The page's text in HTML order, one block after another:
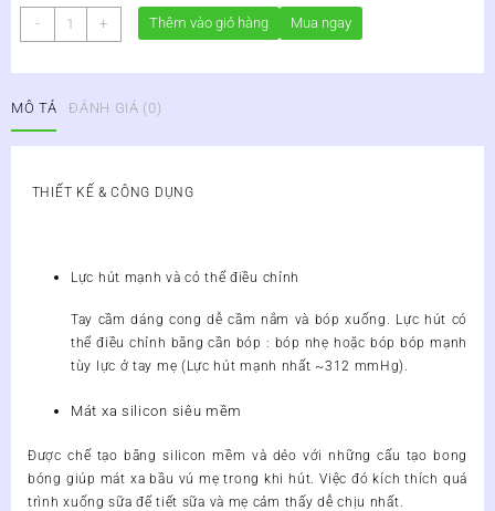
-
MÁY
HÚT
FATZ
BREATSFIT
số
+ Thêm vào giỏ hàng Mua ngay
MÔ TẢ ĐÁNH GIÁ (0)
THIẾT KẾ & CÔNG DỤNG
Lực hút mạnh và có thể điều chỉnh
Tay cầm dáng cong dễ cầm nắm và bóp xuống. Lực hút có
thể điều chỉnh bằng cần bóp : bóp nhẹ hoặc bóp bóp mạnh
tùy lực ở tay mẹ (Lực hút mạnh nhất ~312 mmHg).
Mát xa silicon siêu mềm
Được chế tạo bằng silicon mềm và dẻo với những cấu tạo bong
bóng giúp mát xa bầu vú mẹ trong khi hút. Việc đó kích thích quá
trình xuống sữa để tiết sữa và mẹ cảm thấy dễ chịu nhất.